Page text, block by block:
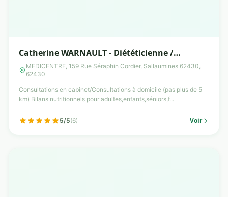
Catherine WARNAULT - Diététicienne /
Nutritionniste dîplomée à Sallaumines
MEDICENTRE, 159 Rue Séraphin Cordier, Sallaumines 62430,
62430
Consultations en cabinet/Consultations à domicile (pas plus de 5
km) Bilans nutritionnels pour adultes,enfants,séniors,f...
5/5(6) Voir